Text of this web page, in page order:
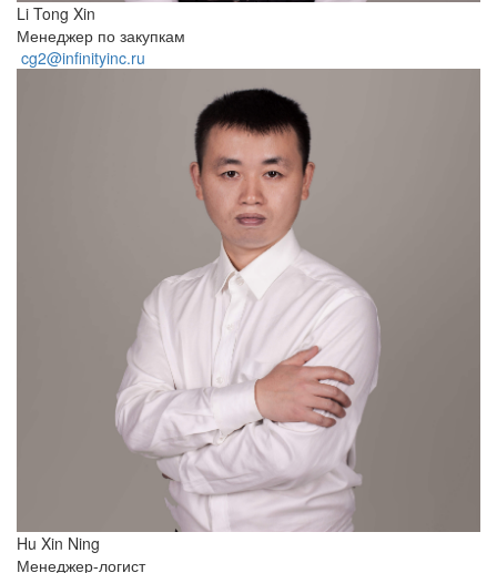
Li Tong Xin
Менеджер по закупкам
cg2@infinityinc.ru
Hu Xin Ning
Менеджер-логист